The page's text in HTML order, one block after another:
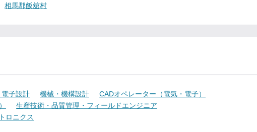
相馬郡飯舘村
電子設計 機械・機構設計
CADオペレーター（電気・電子）
生産技術・品質管理・フィールドエンジニア
ロニクス